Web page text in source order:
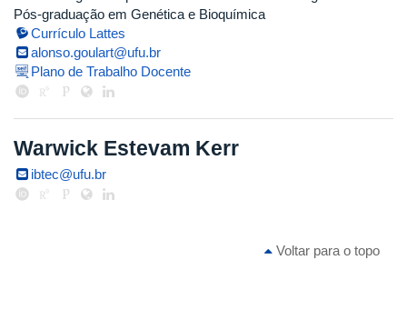
Pós-graduação em Genética e Bioquímica
Currículo Lattes
alonso.goulart@ufu.br
Plano de Trabalho Docente
Warwick Estevam Kerr
ibtec@ufu.br
Voltar para o topo